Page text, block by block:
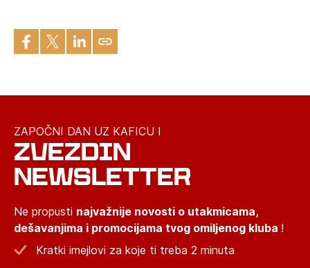
ZAPOČNI DAN UZ KAFICU I
ZVEZDIN
NEWSLETTER
Ne propusti najvažnije novosti o utakmicama,
dešavanjima i promocijama tvog omiljenog kluba !
Kratki imejlovi za koje ti treba 2 minuta